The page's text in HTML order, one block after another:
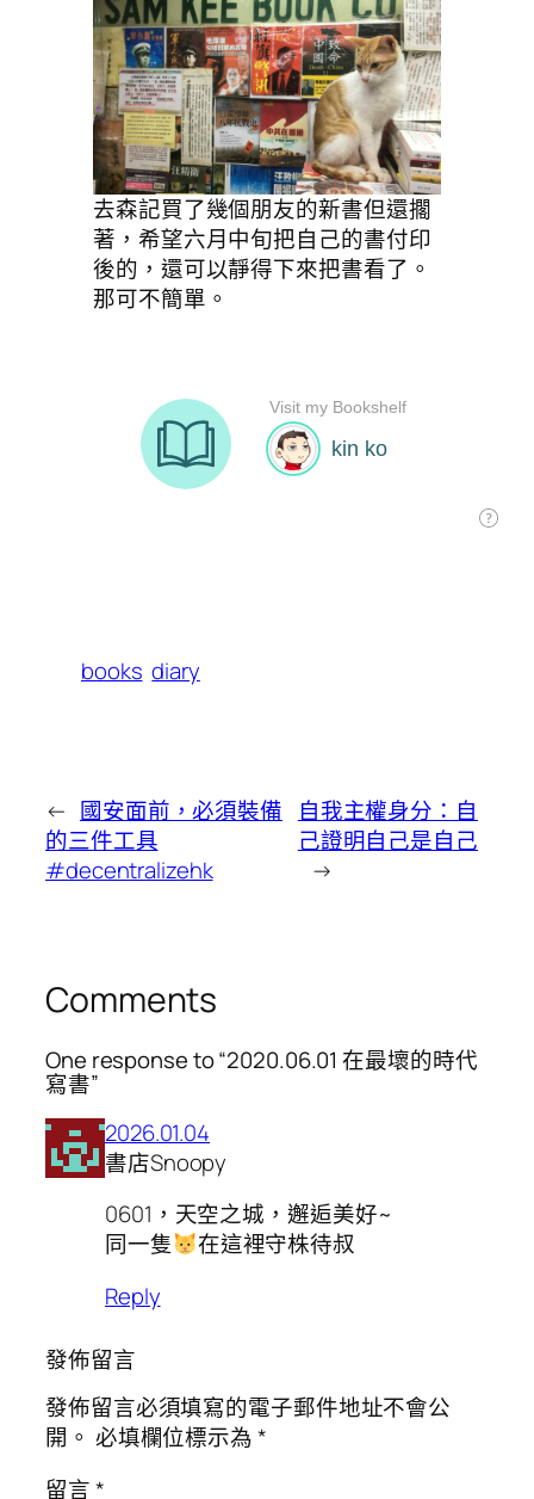
去森記買了幾個朋友的新書但還擱
著，希望六月中旬把自己的書付印
後的，還可以靜得下來把書看了。
那可不簡單。
books diary
← 國安面前，必須裝備
的三件工具
#decentralizehk
自我主權身分：自
己證明自己是自己
→
Comments
One response to “2020.06.01 在最壞的時代
寫書”
2026.01.04
書店Snoopy
0601，天空之城，邂逅美好~
同一隻
在這裡守株待叔
Reply
發佈留言
發佈留言必須填寫的電子郵件地址不會公
開。 必填欄位標示為*
留言*